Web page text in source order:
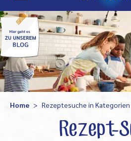
Home Rezeptesuche in Kategorien
Rezept-